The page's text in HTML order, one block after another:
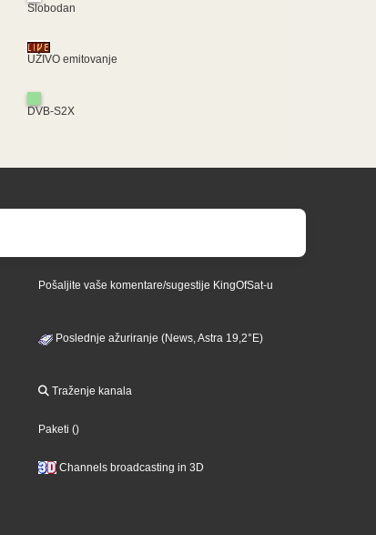
Slobodan
UŽIVO emitovanje
DVB-S2X
Pošaljite vaše komentare/sugestije KingOfSat-u
Poslednje ažuriranje (News, Astra 19,2°E)
Traženje kanala
Paketi ()
Channels broadcasting in 3D